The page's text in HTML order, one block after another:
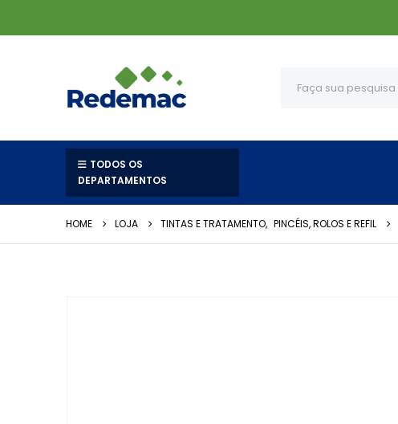
TODOS OS
DEPARTAMENTOS
HOME LOJA TINTAS E TRATAMENTO, PINCÉIS, ROLOS E REFIL